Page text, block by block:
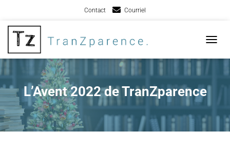
Contact Courriel
L’Avent 2022 de TranZparence